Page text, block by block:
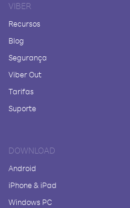
VIBER
Recursos
Blog
Segurança
Viber Out
Tarifas
Suporte
DOWNLOAD
Android
iPhone & iPad
Windows PC